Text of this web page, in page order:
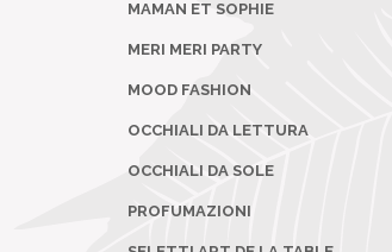
MAMAN ET SOPHIE
MERI MERI PARTY
MOOD FASHION
OCCHIALI DA LETTURA
OCCHIALI DA SOLE
PROFUMAZIONI